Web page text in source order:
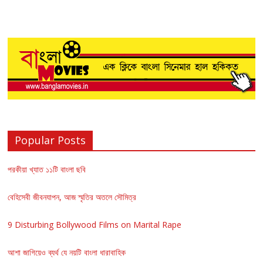
Popular Posts
পরকীয়া খ্যাত ১১টি বাংলা ছবি
বেহিসেবী জীবনযাপন, আজ স্মৃতির অতলে সৌমিত্র
9 Disturbing Bollywood Films on Marital Rape
আশা জাগিয়েও ব্যর্থ যে নয়টি বাংলা ধারাবাহিক